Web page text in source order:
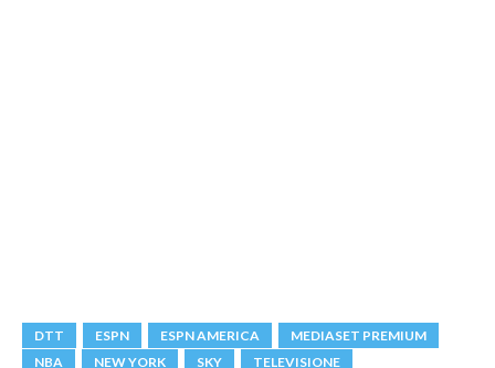
DTT ESPN ESPN AMERICA
MEDIASET PREMIUM
NBA
NEW YORK SKY TELEVISIONE